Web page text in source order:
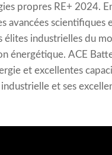
propres RE+ 2024.
avancées scientifiques
élites industrielles du
énergétique. ACE
et excellentes
et ses